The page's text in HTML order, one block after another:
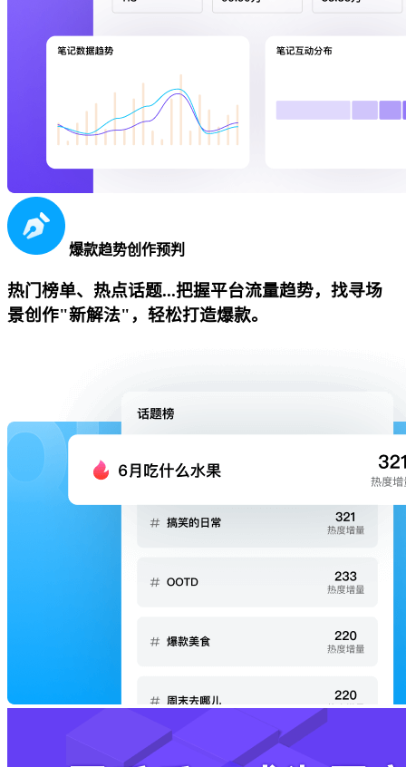
爆款趋势创作预判
热门榜单、热点话题...把握平台流量趋势，找寻场
景创作"新解法"，轻松打造爆款。